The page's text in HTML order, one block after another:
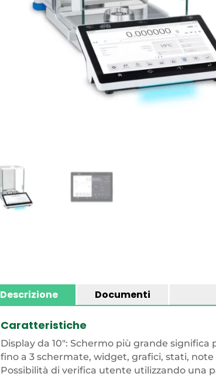
Descrizione Documenti
Caratteristiche
Display da 10": Schermo più grande
fino a 3 schermate, widget, grafici, stati,
Possibilità di verifica utente utilizzando una